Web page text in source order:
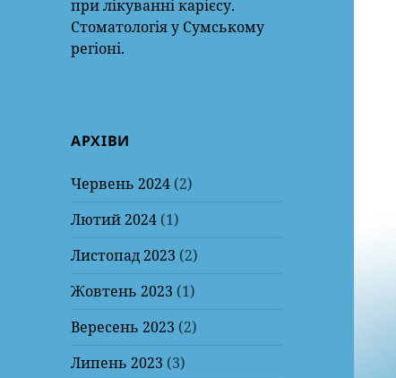
при лікуванні карієсу.
Стоматологія у Сумському
регіоні.
АРХІВИ
Червень 2024 (2)
Лютий 2024 (1)
Листопад 2023 (2)
Жовтень 2023 (1)
Вересень 2023 (2)
Липень 2023 (3)